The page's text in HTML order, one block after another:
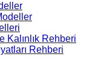
Kalınlık Rehberi
Rehberi